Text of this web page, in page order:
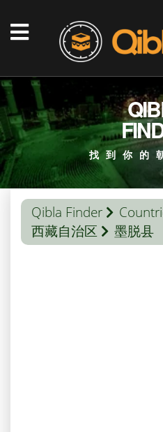
找到你的
Qibla Finder
西藏自治区
墨脱县